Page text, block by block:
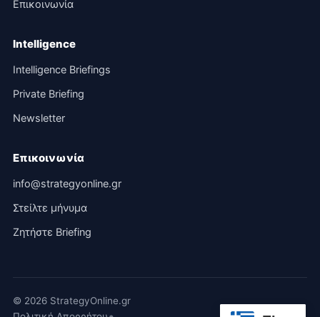
Επικοινωνία
Intelligence
Intelligence Briefings
Private Briefing
Newsletter
Επικοινωνία
info@strategyonline.gr
Στείλτε μήνυμα
Ζητήστε Briefing
© 2026 StrategyOnline.gr